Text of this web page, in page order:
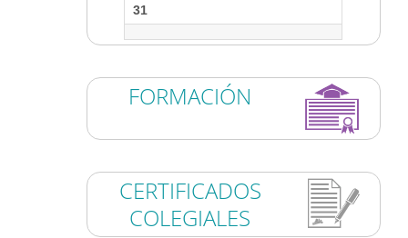
31
FORMACIÓN
CERTIFICADOS
COLEGIALES